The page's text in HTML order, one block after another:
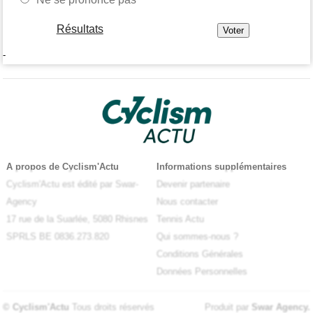
Résultats
-
A propos de Cyclism'Actu
Cyclism'Actu est édité par Swar-
Agency
17 rue de la Suarlée, 5080 Rhisnes
SPRLS BE 0836.273.820
Informations supplémentaires
Devenir partenaire
Nous contacter
Tennis Actu
Qui sommes-nous ?
Conditions Générales
Données Personnelles
© Cyclism'Actu Tous droits réservés Produit par Swar Agency.